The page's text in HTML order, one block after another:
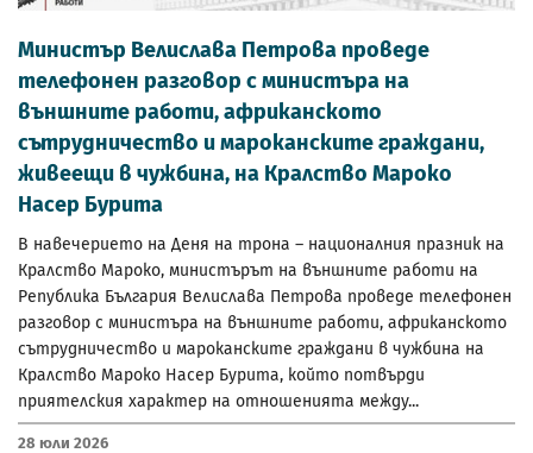
Министър Велислава Петрова проведе
телефонен разговор с министъра на
външните работи, африканското
сътрудничество и мароканските граждани,
живеещи в чужбина, на Кралство Мароко
Насер Бурита
В навечерието на Деня на трона – националния празник на
Кралство Мароко, министърът на външните работи на
Република България Велислава Петрова проведе телефонен
разговор с министъра на външните работи, африканското
сътрудничество и мароканските граждани в чужбина на
Кралство Мароко Насер Бурита, който потвърди
приятелския характер на отношенията между...
28 Юли 2026